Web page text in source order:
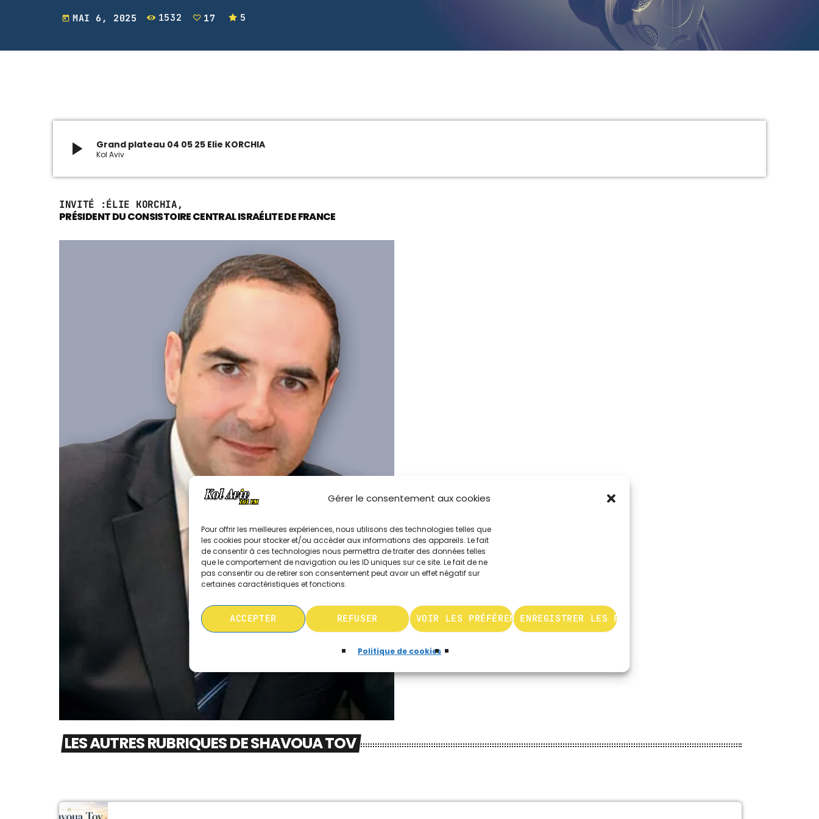
Gérer le consentement aux cookies
Pour offrir les meilleures expériences, nous utilisons des technologies telles que
les cookies pour stocker et/ou accéder aux informations des appareils. Le fait
de consentir à ces technologies nous permettra de traiter des données telles
que le comportement de navigation ou les ID uniques sur ce site. Le fait de ne
pas consentir ou de retirer son consentement peut avoir un effet négatif sur
certaines caractéristiques et fonctions.
ACCEPTER REFUSER VOIR LES PRÉFÉRENCESENREGISTRER LES PRÉFÉRENCES
Politique de cookies
today MAI 6, 2025 1532 17 5
play_arrow Grand plateau 04 05 25 Elie KORCHIA
Kol Aviv
INVITÉ :ÉLIE KORCHIA,
PRÉSIDENT DU CONSISTOIRE CENTRAL ISRAÉLITE DE FRANCE
LES AUTRES RUBRIQUES DE SHAVOUA TOV